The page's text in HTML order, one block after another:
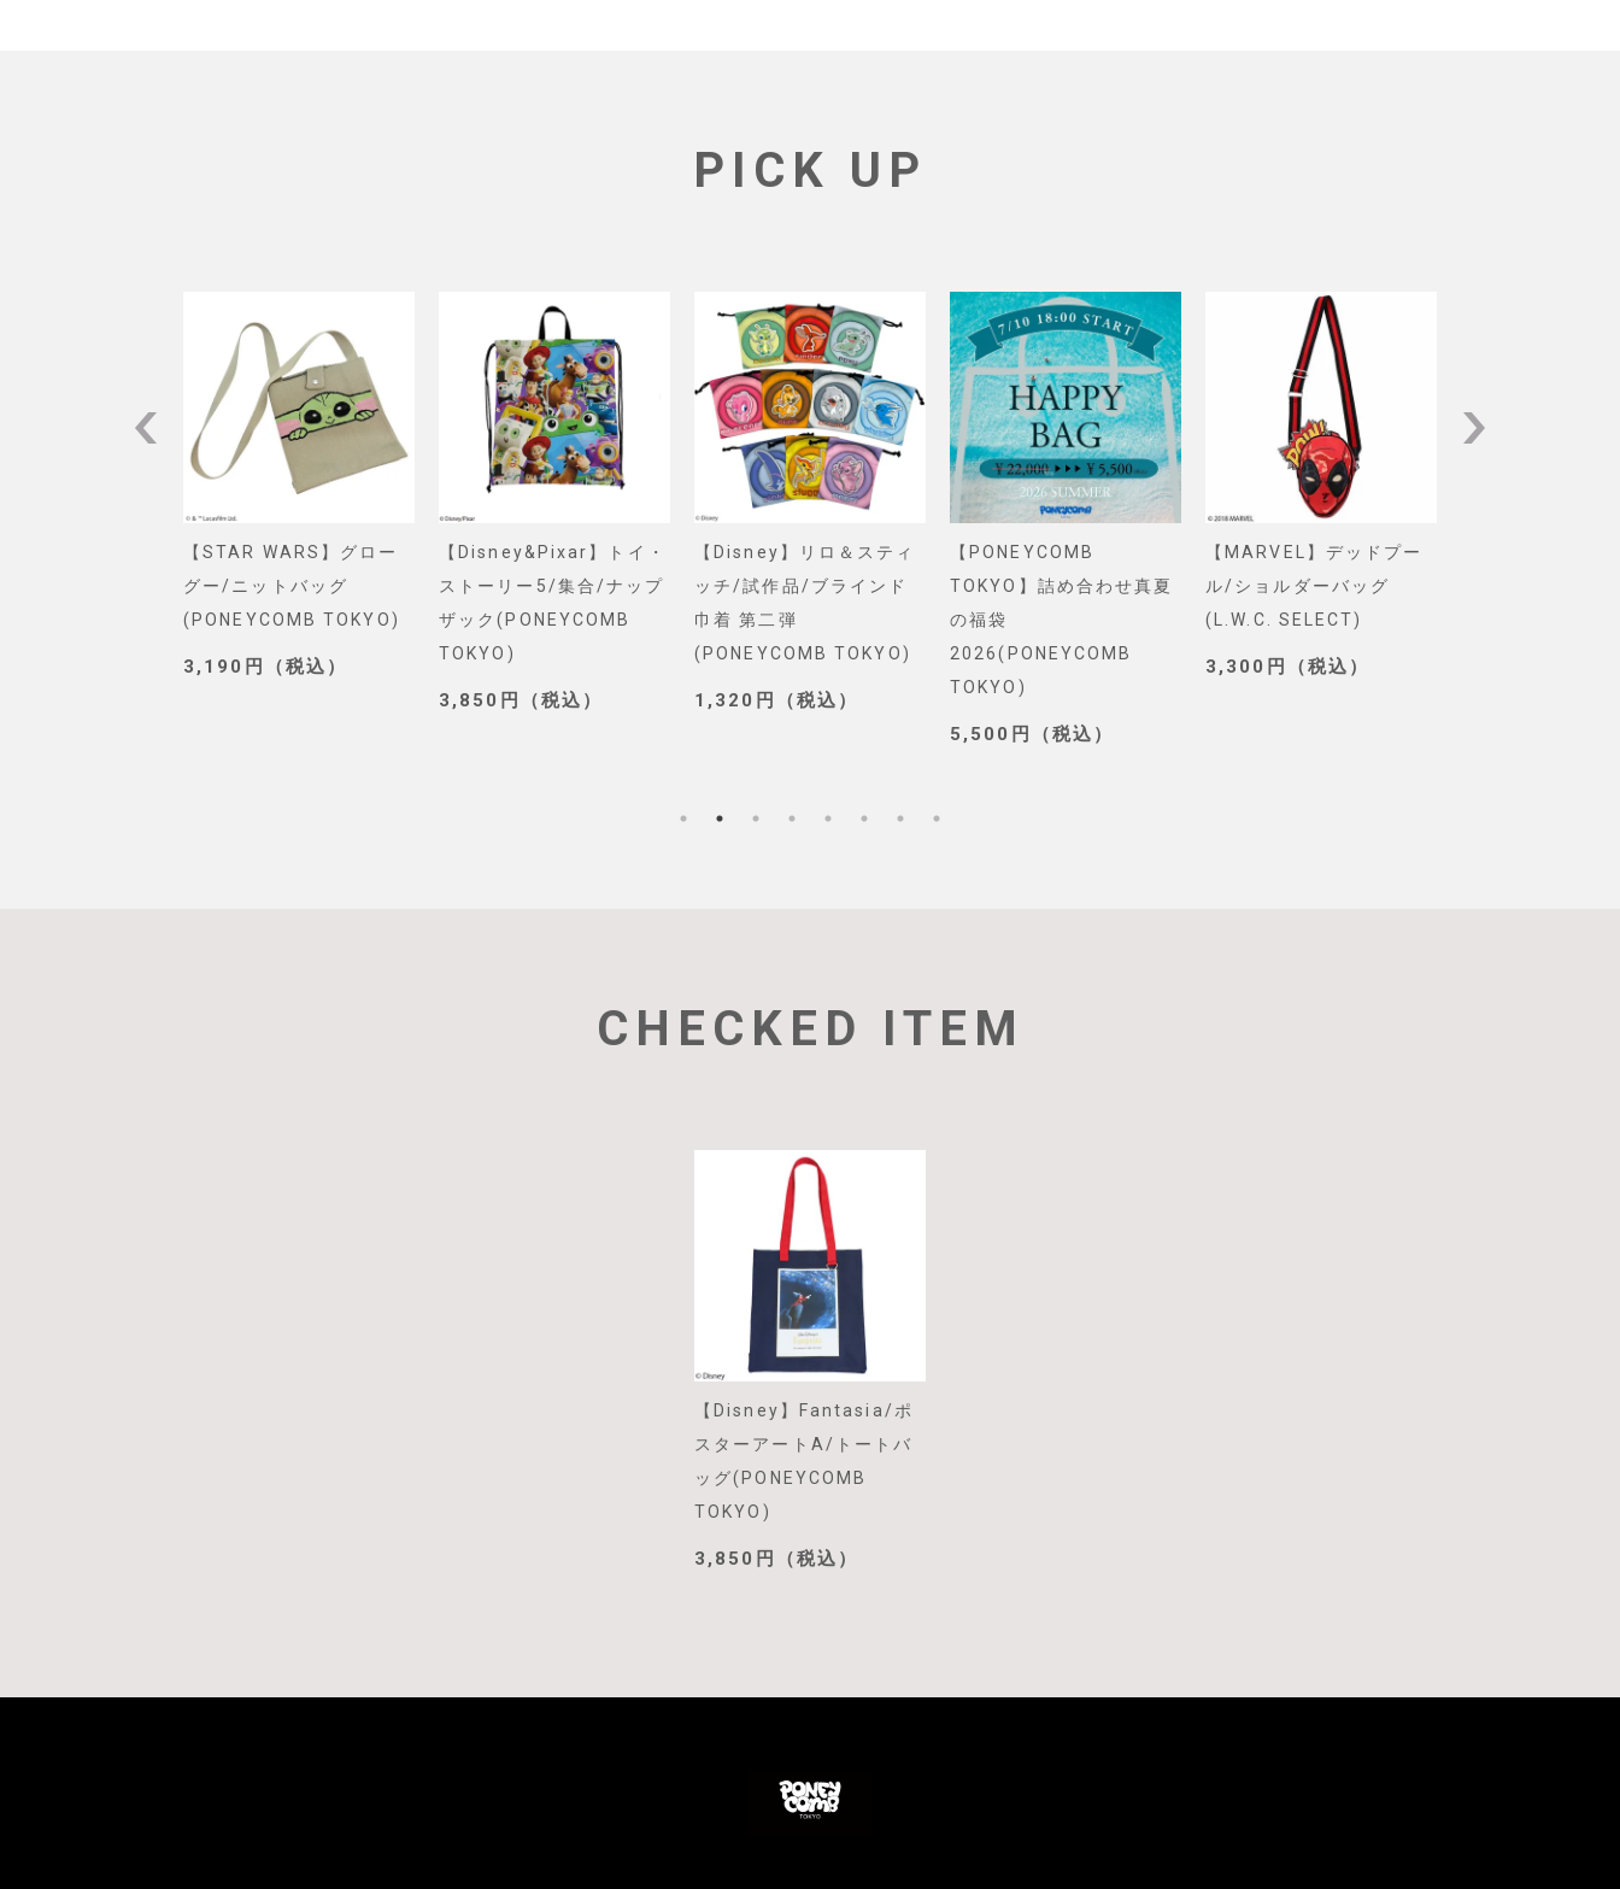
PICK UP
【STAR WARS】グロー
グー/ニットバッグ
(PONEYCOMB TOKYO)
3,190円（税込）
【Disney&Pixar】トイ・
ストーリー5/集合/ナップ
ザック(PONEYCOMB
TOKYO)
3,850円（税込）
【Disney】リロ＆スティ
ッチ/試作品/ブラインド
巾着 第二弾
(PONEYCOMB TOKYO)
1,320円（税込）
【PONEYCOMB
TOKYO】詰め合わせ真夏
の福袋
2026(PONEYCOMB
TOKYO)
5,500円（税込）
【MARVEL】デッドプー
ル/ショルダーバッグ
(L.W.C. SELECT)
3,300円（税込）
CHECKED ITEM
【Disney】Fantasia/ポ
スターアートA/トートバ
ッグ(PONEYCOMB
TOKYO)
3,850円（税込）